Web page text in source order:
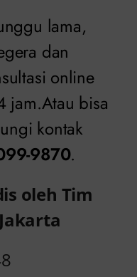
lama,
dan
online
jam.Atau bisa
kontak
9870.
oleh Tim